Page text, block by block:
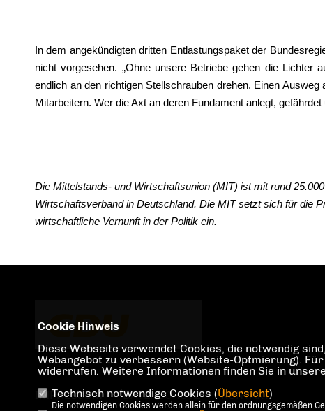
In dem angekündigten dritten Entlastungspaket der
nicht vorgesehen. „Ohne unsere Betriebe gehen die Lichter
endlich an den richtigen Stellschrauben drehen. Einen
Mitarbeitern. Wer die Axt an deren Fundament anlegt, gefährdet
Die Mittelstands- und Wirtschaftsunion (MIT) ist mit rund
Wirtschaftsverband in Deutschland. Die MIT setzt sich für die
wirtschaftliche Vernunft in der Politik ein.
IMPRESSUM DATENSCHUTZ KONTAKT
Cookie Hinweis
Diese Webseite verwendet Cookies, die notwendig
Webangebot zu verbessern (Website-Optmierung).
widerrufen. Weitere Informationen finden Sie in
Technisch notwendige Cookies (Übersicht)
Die notwendigen Cookies werden allein für den ordnungsgemäßen